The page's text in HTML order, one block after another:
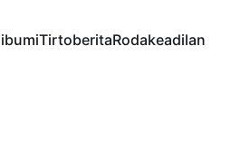
TirtoberitaRodakeadilan